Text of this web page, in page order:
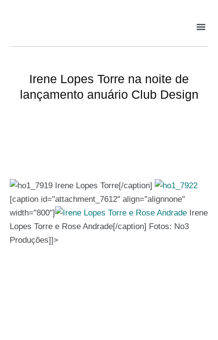
Irene Lopes Torre na noite de
lançamento anuário Club Design
Irene Lopes Torre[/caption]
[caption id="attachment_7612" align="alignnone"
width="800"]
Irene
Lopes Torre e Rose Andrade[/caption] Fotos: No3
Produções]]>